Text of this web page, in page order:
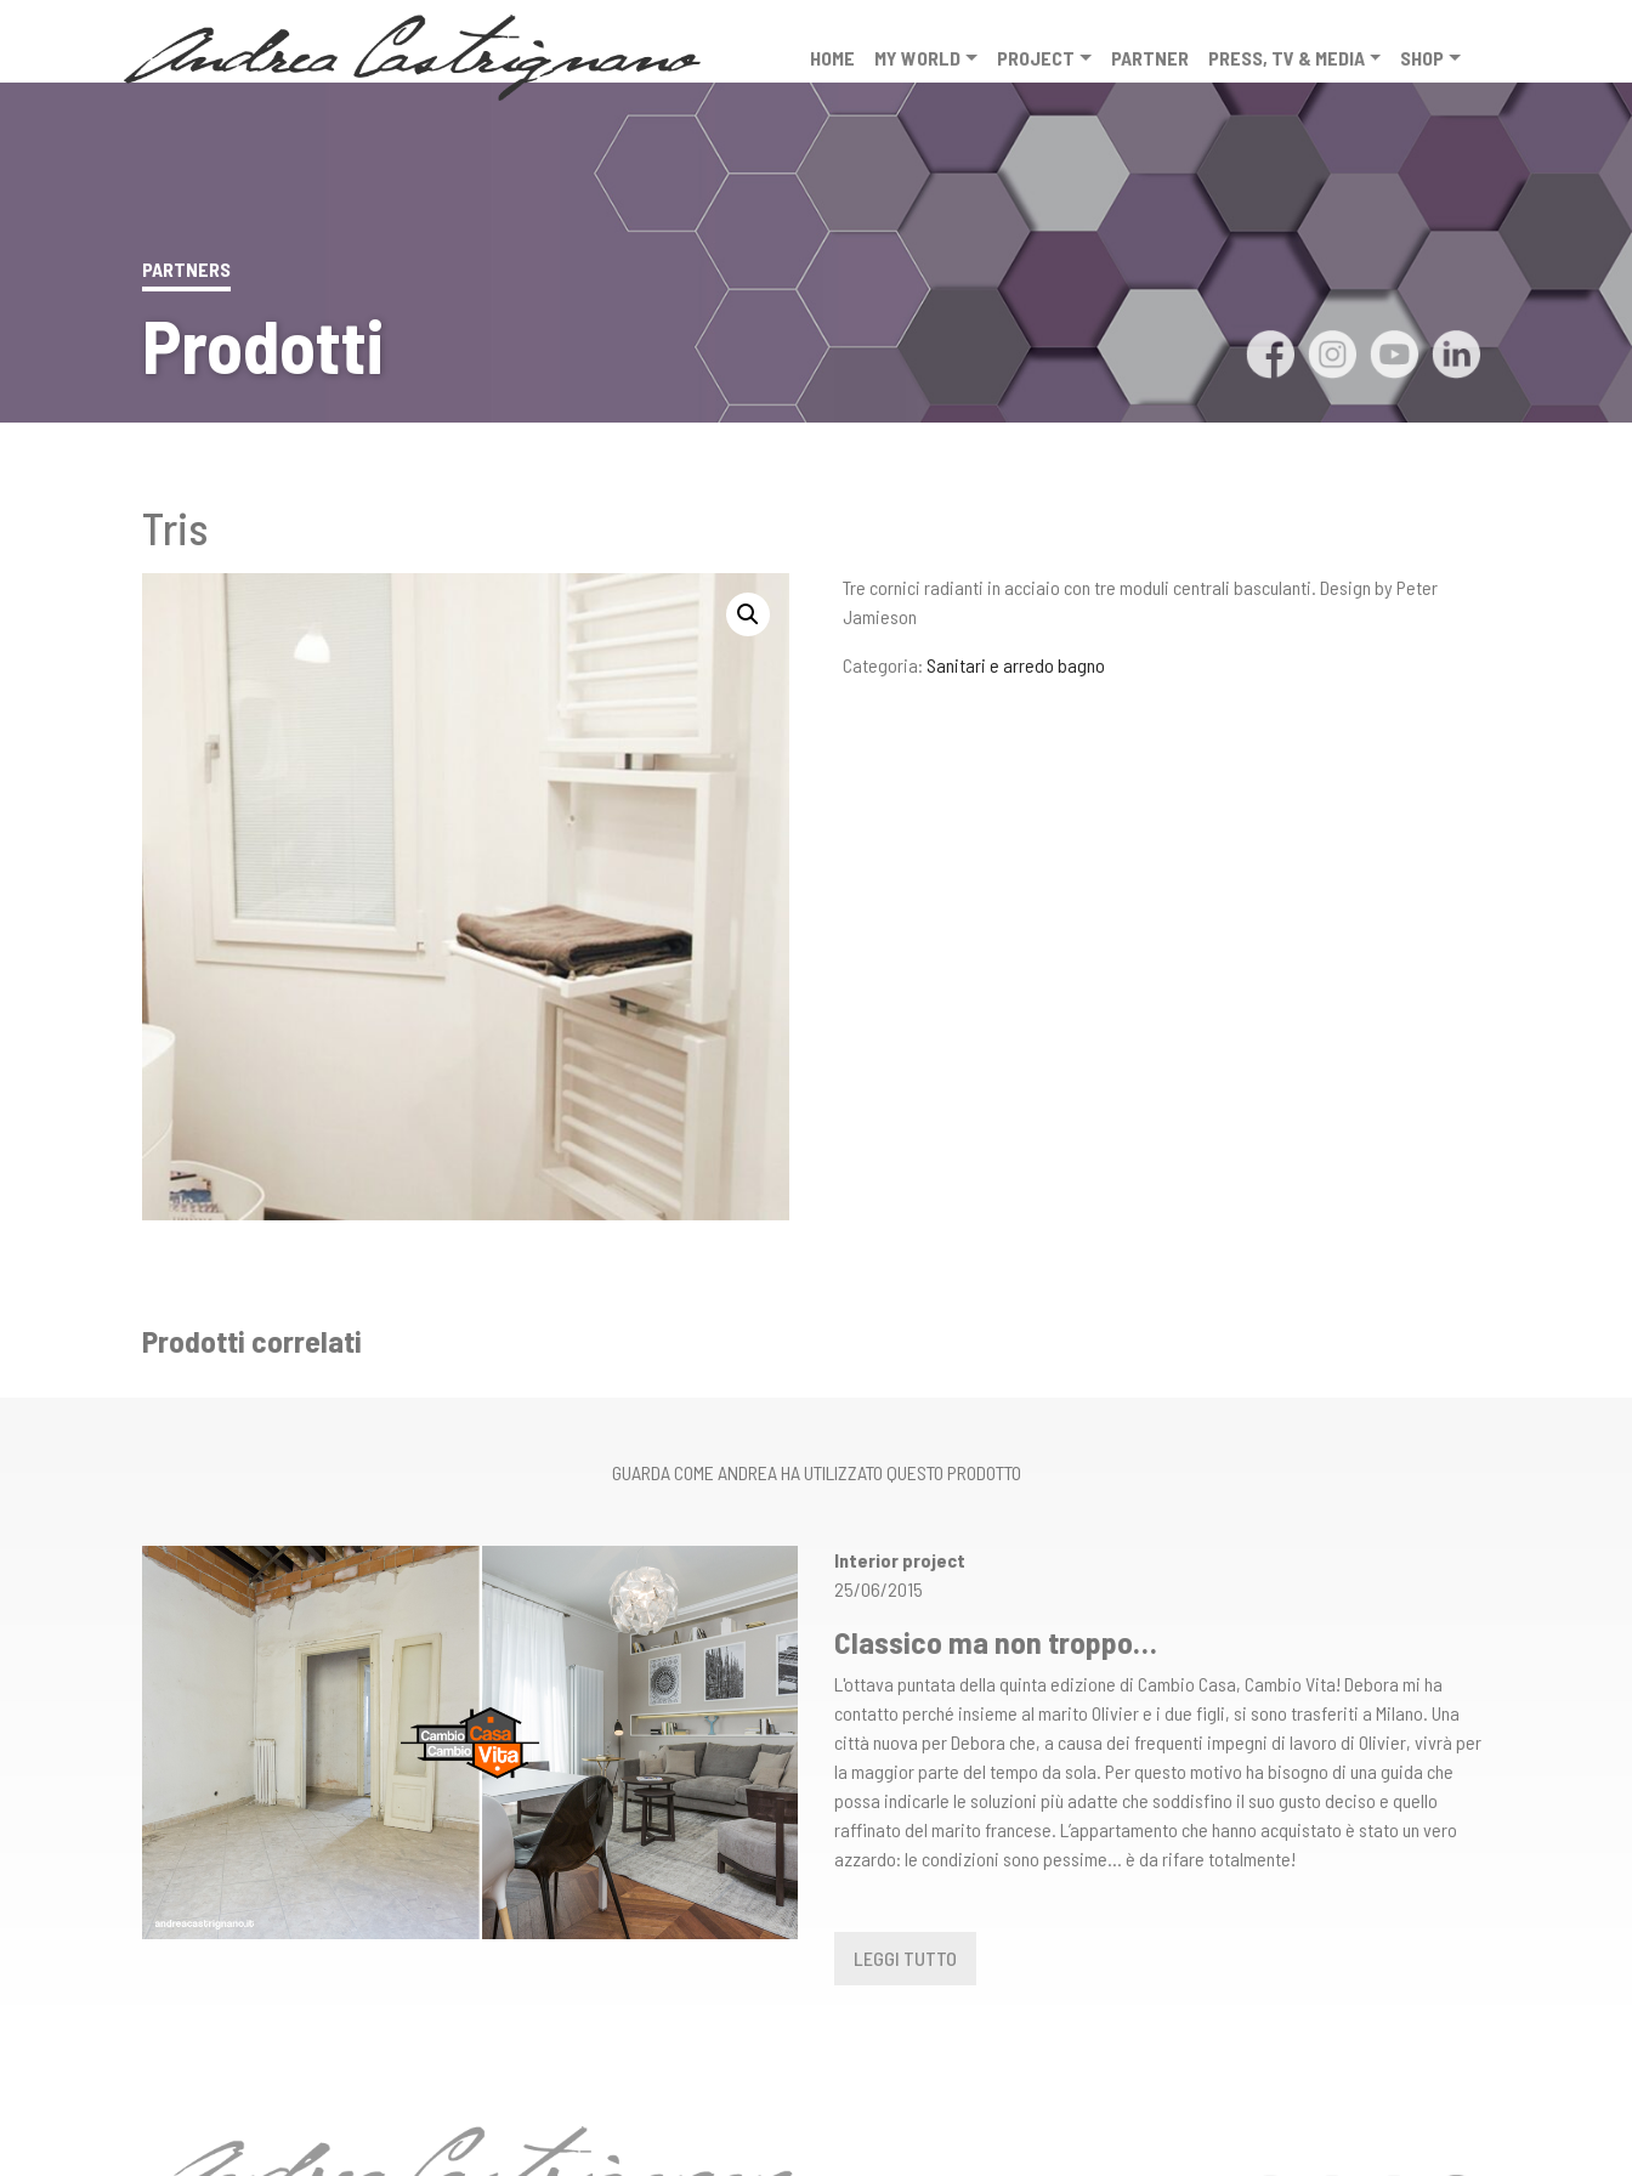
HOME MY WORLD PROJECT PARTNER PRESS, TV & MEDIA SHOP
PARTNERS
Prodotti
Tris
Tre cornici radianti in acciaio con tre moduli centrali basculanti. Design by Peter
Jamieson
Categoria:Sanitari e arredo bagno
Prodotti correlati
GUARDA COME ANDREA HA UTILIZZATO QUESTO PRODOTTO
Interior project
25/06/2015
Classico ma non troppo…
L'ottava puntata della quinta edizione di Cambio Casa, Cambio Vita! Debora mi ha
contatto perché insieme al marito Olivier e i due figli, si sono trasferiti a Milano. Una
città nuova per Debora che, a causa dei frequenti impegni di lavoro di Olivier, vivrà per
la maggior parte del tempo da sola. Per questo motivo ha bisogno di una guida che
possa indicarle le soluzioni più adatte che soddisfino il suo gusto deciso e quello
raffinato del marito francese. L’appartamento che hanno acquistato è stato un vero
azzardo: le condizioni sono pessime… è da rifare totalmente!
LEGGI TUTTO